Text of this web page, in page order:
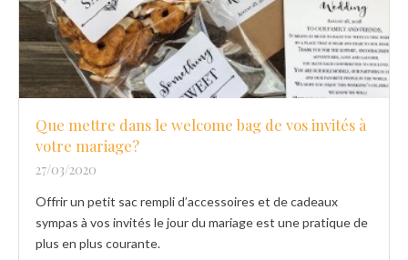
Que mettre dans le welcome bag de vos invités à
votre mariage?
27/03/2020
Offrir un petit sac rempli d’accessoires et de cadeaux
sympas à vos invités le jour du mariage est une pratique de
plus en plus courante.